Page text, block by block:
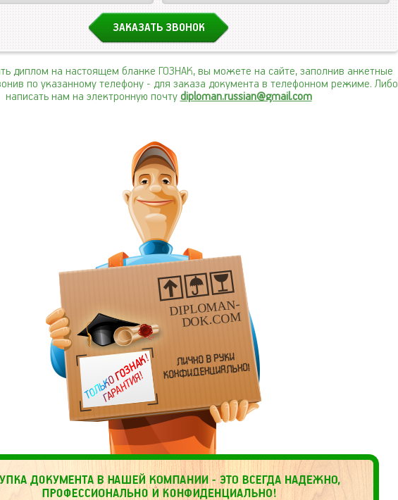
диплом на настоящем бланке ГОЗНАК, вы можете на сайте, заполнив анкетные
по указанному телефону - для заказа документа в телефонном режиме. Либо
написать нам на электронную почту diploman.russian@gmail.com
DIPLOMAN-
DOK.COM